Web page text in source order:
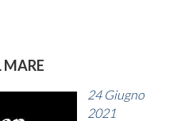
MARE
24 Giugno
2021